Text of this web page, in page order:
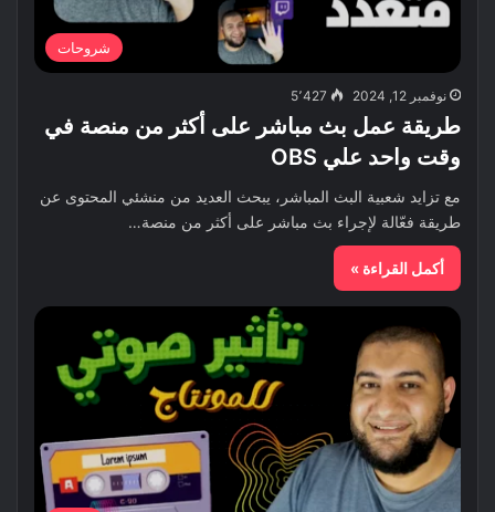
شروحات
نوفمبر 12, 2024 5٬427
طريقة عمل بث مباشر على أكثر من منصة في
وقت واحد علي OBS
مع تزايد شعبية البث المباشر، يبحث العديد من منشئي المحتوى عن
طريقة فعّالة لإجراء بث مباشر على أكثر من منصة…
أكمل القراءة »